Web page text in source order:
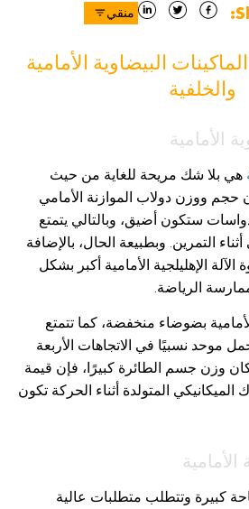
منقي
البيضاوية الأمامية
والخلفية
الأمامية
هي بلا شك مريحة للغاية من حيث
حجم ووزن دولاب الموازنة الأمامي
ستكون أضيق، وبالتالي يتمتع
التمرين. وبطبيعة الحال، بالإضافة
الإهليلجية الأمامية أكبر بشكل
الرياضة.
الأمامية بضوضاء منخفضة، كما تتمتع
موحد نسبيًا في الاتجاهات الأربعة
كان وزن جسم الطائرة كبيرًا، فإن قيمة
المتولدة أثناء الحركة تكون
الأمامية
كبيرة وتتطلب متطلبات عالية